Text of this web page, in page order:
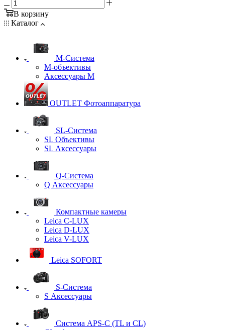
В корзину
Каталог
M-Система
М-объективы
Аксессуары М
OUTLET Фотоаппаратура
SL-Система
SL Объективы
SL Аксессуары
Q-Cистема
Q Аксессуары
Компактные камеры
Leica C-LUX
Leica D-LUX
Leica V-LUX
Leica SOFORT
S-Система
S Аксессуары
Система APS-C (TL и CL)